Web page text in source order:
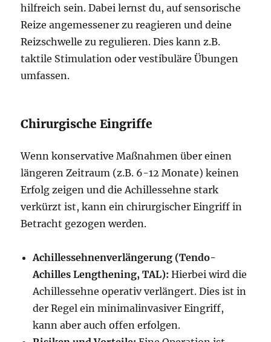
hilfreich sein. Dabei lernst du, auf sensorische
Reize angemessener zu reagieren und deine
Reizschwelle zu regulieren. Dies kann z.B.
taktile Stimulation oder vestibuläre Übungen
umfassen.
Chirurgische Eingriffe
Wenn konservative Maßnahmen über einen
längeren Zeitraum (z.B. 6-12 Monate) keinen
Erfolg zeigen und die Achillessehne stark
verkürzt ist, kann ein chirurgischer Eingriff in
Betracht gezogen werden.
Achillessehnenverlängerung (Tendo-
Achilles Lengthening, TAL): Hierbei wird die
Achillessehne operativ verlängert. Dies ist in
der Regel ein minimalinvasiver Eingriff,
kann aber auch offen erfolgen.